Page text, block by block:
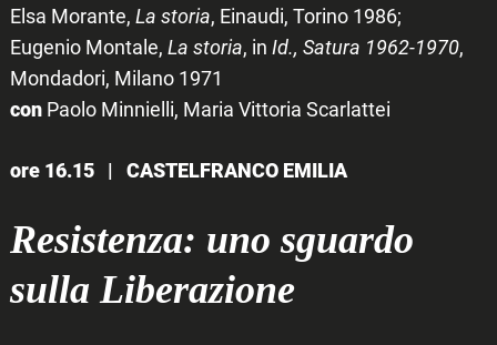
Elsa Morante, La storia, Einaudi, Torino 1986;
Eugenio Montale, La storia, in Id., Satura 1962-1970,
Mondadori, Milano 1971
con Paolo Minnielli, Maria Vittoria Scarlattei
ore 16.15 | CASTELFRANCO EMILIA
Resistenza: uno sguardo
sulla Liberazione